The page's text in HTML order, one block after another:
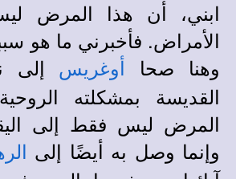
ابني، أن هذا المرض
الأمراض. فأخبرني ما هو
وهنا صحا
أوغريس
إلى
القديسة بمشكلته
المرض ليس فقط إلى
وإنما وصل به أيضًا إلى